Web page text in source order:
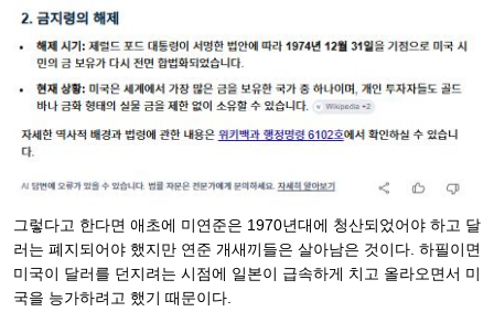
그렇다고 한다면 애초에 미연준은 1970년대에 청산되었어야 하고 달
러는 폐지되어야 했지만 연준 개새끼들은 살아남은 것이다. 하필이면
미국이 달러를 던지려는 시점에 일본이 급속하게 치고 올라오면서 미
국을 능가하려고 했기 때문이다.